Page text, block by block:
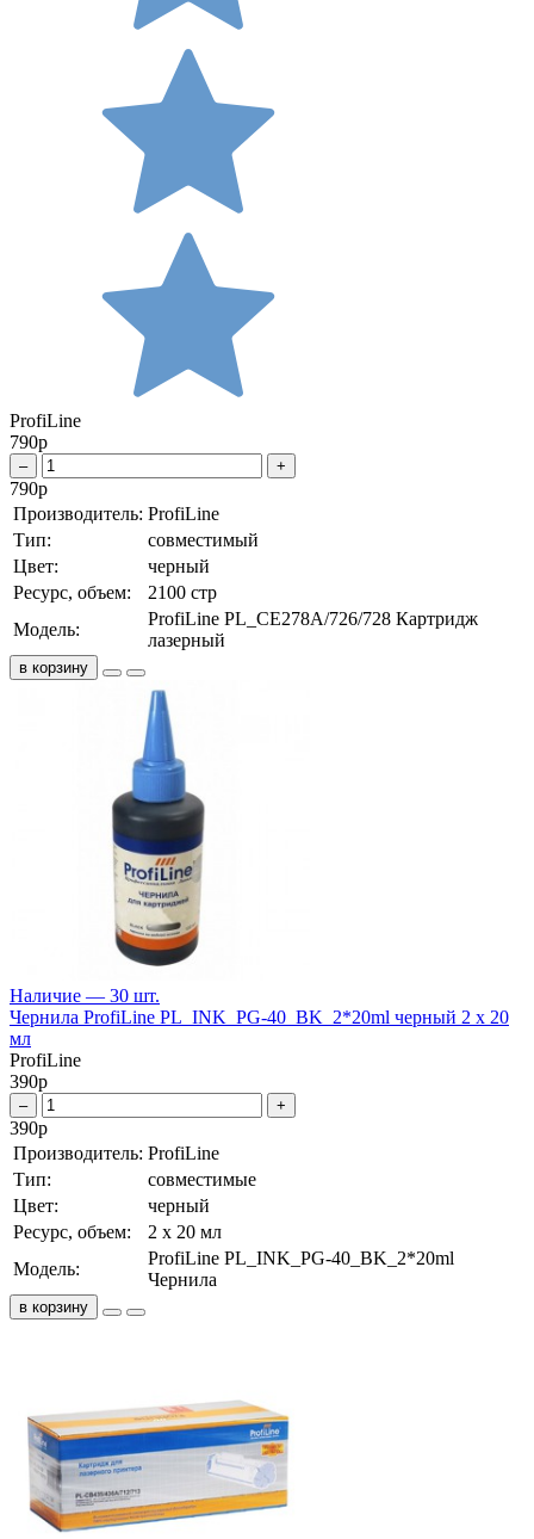
ProfiLine
790р
– +
790р
Производитель: ProfiLine
Тип:
совместимый
Цвет:
черный
Ресурс, объем:
2100 стр
Модель:
ProfiLine PL_CE278A/726/728 Картридж
лазерный
в корзину
Наличие — 30 шт.
Чернила ProfiLine PL_INK_PG-40_BK_2*20ml черный 2 x 20
мл
ProfiLine
390р
– +
390р
Производитель: ProfiLine
Тип:
совместимые
Цвет:
черный
Ресурс, объем:
2 x 20 мл
Модель:
ProfiLine PL_INK_PG-40_BK_2*20ml
Чернила
в корзину